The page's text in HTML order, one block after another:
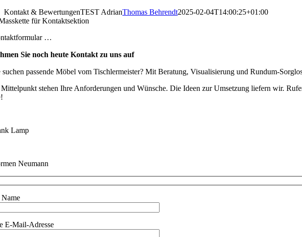
Kontakt & BewertungenTEST AdrianThomas Behrendt2025-02-04T14:00:25+01:00
…
Sie noch heute Kontakt zu uns auf
suchen passende Möbel vom Tischlermeister? Mit Beratung, Visualisierung und Rundum-
stehen Ihre Anforderungen und Wünsche. Die Ideen zur Umsetzung liefern wir.
Lamp
Neumann
lasse dieses Feld leer.
E-Mail-Adresse